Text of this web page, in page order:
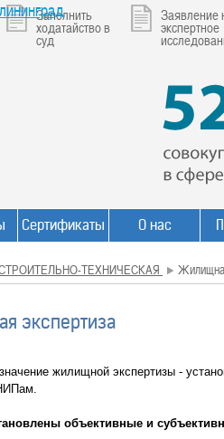
Заполнить
ходатайство в
суд
Заявление
экспертное
Сертификаты О нас
ТЕХНИЧЕСКАЯ
экспертиза
жилищной экспертизы -
объективные и